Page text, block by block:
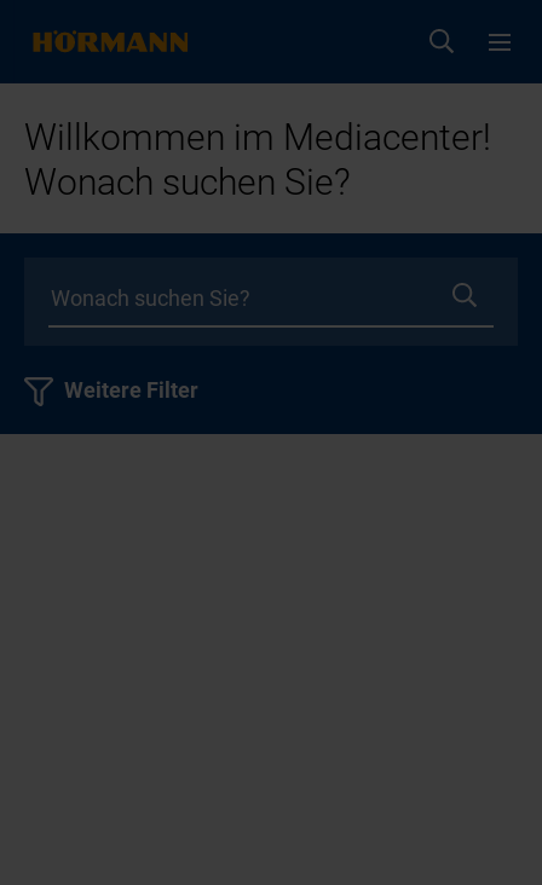
Willkommen im Mediacenter!
Wonach suchen Sie?
Weitere Filter